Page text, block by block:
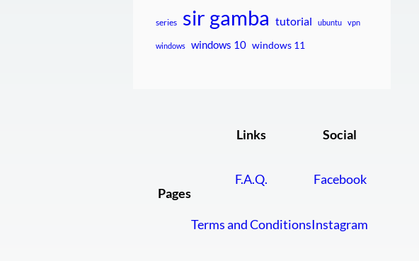
series sir gamba tutorial ubuntu vpn
windows windows 10 windows 11
Pages
Links
F.A.Q.
Terms and Conditions
Social
Facebook
Instagram